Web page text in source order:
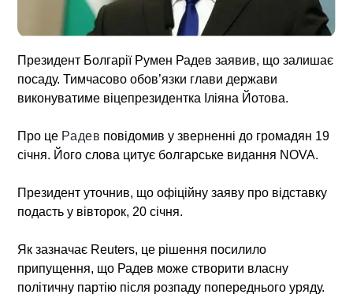
Президент Болгарії Румен Радев заявив, що залишає
посаду. Тимчасово обов’язки глави держави
виконуватиме віцепрезидентка Іліяна Йотова.
Про це Радев повідомив у зверненні до громадян 19
січня. Його слова цитує болгарське видання NOVA.
Президент уточнив, що офіційну заяву про відставку
подасть у вівторок, 20 січня.
Як зазначає Reuters, це рішення посилило
припущення, що Радев може створити власну
політичну партію після розпаду попереднього уряду.